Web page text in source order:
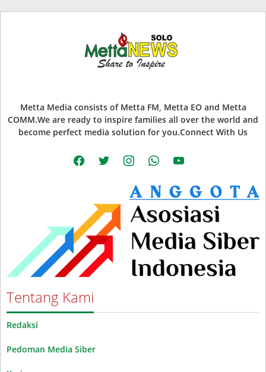
Metta Media consists of Metta FM, Metta EO and Metta
COMM.We are ready to inspire families all over the world and
become perfect media solution for you.Connect With Us
facebooktwitter instagramwhatsappyoutube
Tentang Kami
Redaksi
Pedoman Media Siber